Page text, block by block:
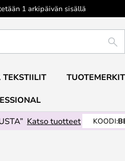
1 arkipäivän sisällä
ETSI
TEKSTIILIT TUOTEMERKIT
Katso tuotteet KOODI: